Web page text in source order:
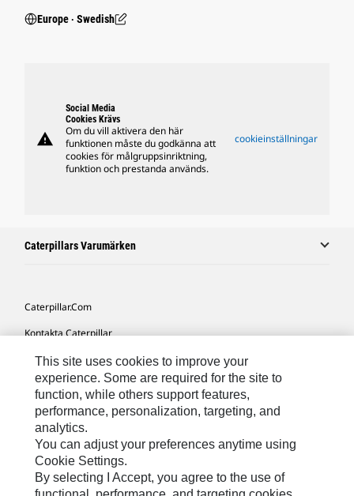
Europe ‧ Swedish
warning
Social Media
Cookies Krävs
Om du vill aktivera den här
funktionen måste du godkänna att
cookies för målgruppsinriktning,
funktion och prestanda används.
cookieinställningar
Caterpillars Varumärken
Caterpillar.com
Kontakta Caterpillar
Mina Marknadsföringspreferenser
Platskarta
Cookie Settings
Juridiskt
Sekretess
This site uses cookies to improve your
experience. Some are required for the site to
function, while others support features,
performance, personalization, targeting, and
analytics.
You can adjust your preferences anytime using
Cookie Settings.
By selecting I Accept, you agree to the use of